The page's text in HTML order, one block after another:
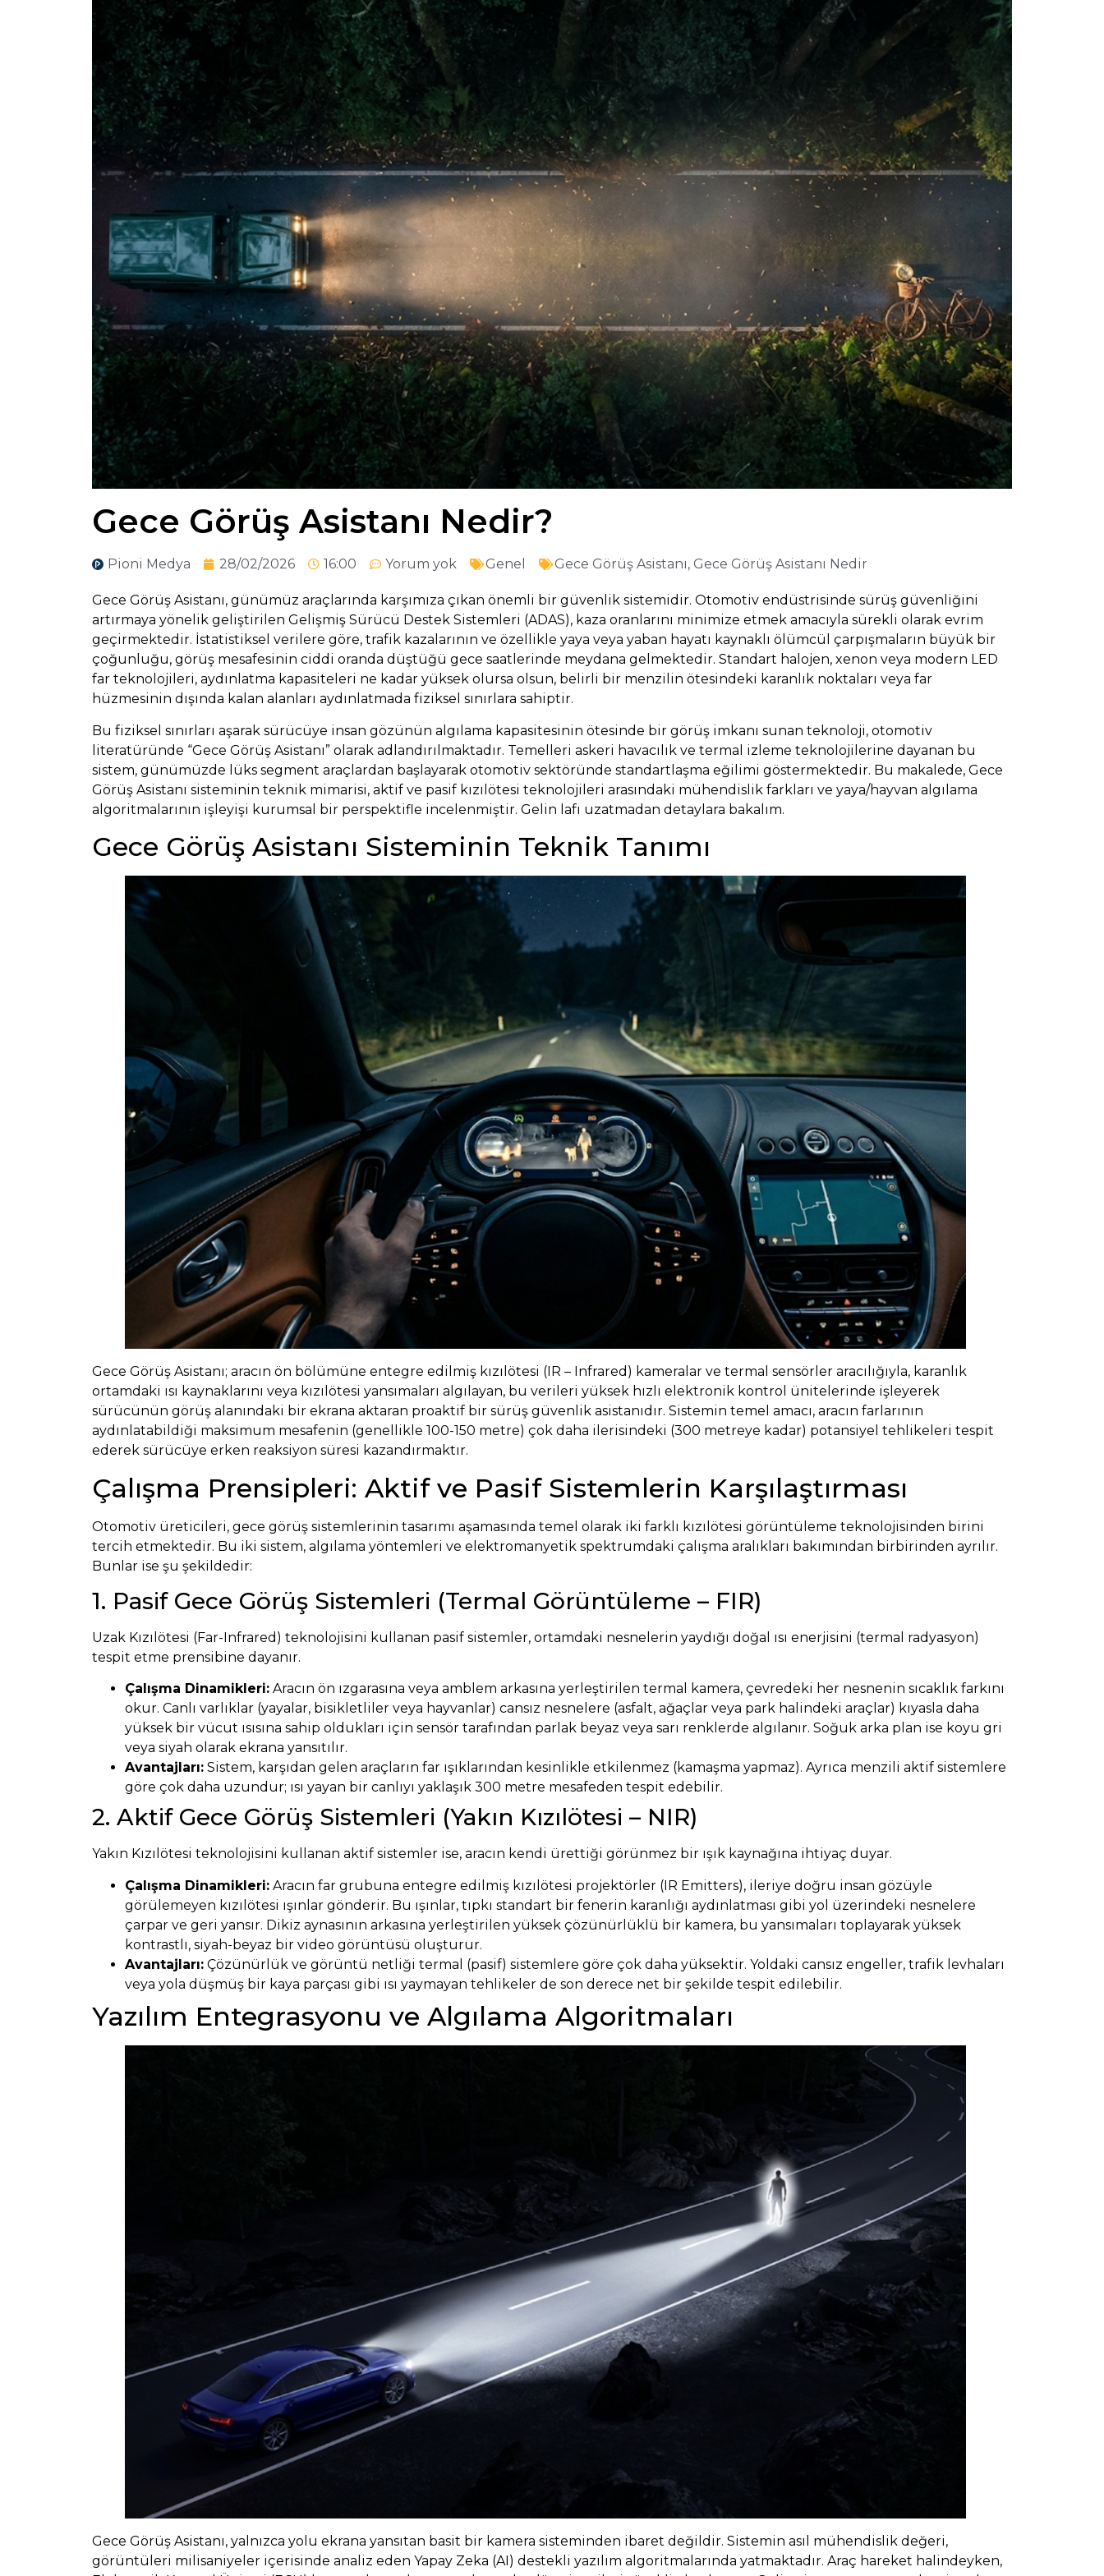
Gece Görüş Asistanı Nedir?
Pioni Medya 28/02/2026 16:00 Yorum yok Genel Gece Görüş Asistanı, Gece Görüş Asistanı Nedir
Gece Görüş Asistanı, günümüz araçlarında karşımıza çıkan önemli bir güvenlik sistemidir. Otomotiv endüstrisinde sürüş güvenliğini
artırmaya yönelik geliştirilen Gelişmiş Sürücü Destek Sistemleri (ADAS), kaza oranlarını minimize etmek amacıyla sürekli olarak evrim
geçirmektedir. İstatistiksel verilere göre, trafik kazalarının ve özellikle yaya veya yaban hayatı kaynaklı ölümcül çarpışmaların büyük bir
çoğunluğu, görüş mesafesinin ciddi oranda düştüğü gece saatlerinde meydana gelmektedir. Standart halojen, xenon veya modern LED
far teknolojileri, aydınlatma kapasiteleri ne kadar yüksek olursa olsun, belirli bir menzilin ötesindeki karanlık noktaları veya far
hüzmesinin dışında kalan alanları aydınlatmada fiziksel sınırlara sahiptir.
Bu fiziksel sınırları aşarak sürücüye insan gözünün algılama kapasitesinin ötesinde bir görüş imkanı sunan teknoloji, otomotiv
literatüründe “Gece Görüş Asistanı” olarak adlandırılmaktadır. Temelleri askeri havacılık ve termal izleme teknolojilerine dayanan bu
sistem, günümüzde lüks segment araçlardan başlayarak otomotiv sektöründe standartlaşma eğilimi göstermektedir. Bu makalede, Gece
Görüş Asistanı sisteminin teknik mimarisi, aktif ve pasif kızılötesi teknolojileri arasındaki mühendislik farkları ve yaya/hayvan algılama
algoritmalarının işleyişi kurumsal bir perspektifle incelenmiştir. Gelin lafı uzatmadan detaylara bakalım.
Gece Görüş Asistanı Sisteminin Teknik Tanımı
Gece Görüş Asistanı; aracın ön bölümüne entegre edilmiş kızılötesi (IR – Infrared) kameralar ve termal sensörler aracılığıyla, karanlık
ortamdaki ısı kaynaklarını veya kızılötesi yansımaları algılayan, bu verileri yüksek hızlı elektronik kontrol ünitelerinde işleyerek
sürücünün görüş alanındaki bir ekrana aktaran proaktif bir sürüş güvenlik asistanıdır. Sistemin temel amacı, aracın farlarının
aydınlatabildiği maksimum mesafenin (genellikle 100-150 metre) çok daha ilerisindeki (300 metreye kadar) potansiyel tehlikeleri tespit
ederek sürücüye erken reaksiyon süresi kazandırmaktır.
Çalışma Prensipleri: Aktif ve Pasif Sistemlerin Karşılaştırması
Otomotiv üreticileri, gece görüş sistemlerinin tasarımı aşamasında temel olarak iki farklı kızılötesi görüntüleme teknolojisinden birini
tercih etmektedir. Bu iki sistem, algılama yöntemleri ve elektromanyetik spektrumdaki çalışma aralıkları bakımından birbirinden ayrılır.
Bunlar ise şu şekildedir:
1. Pasif Gece Görüş Sistemleri (Termal Görüntüleme – FIR)
Uzak Kızılötesi (Far-Infrared) teknolojisini kullanan pasif sistemler, ortamdaki nesnelerin yaydığı doğal ısı enerjisini (termal radyasyon)
tespit etme prensibine dayanır.
Çalışma Dinamikleri: Aracın ön ızgarasına veya amblem arkasına yerleştirilen termal kamera, çevredeki her nesnenin sıcaklık farkını
okur. Canlı varlıklar (yayalar, bisikletliler veya hayvanlar) cansız nesnelere (asfalt, ağaçlar veya park halindeki araçlar) kıyasla daha
yüksek bir vücut ısısına sahip oldukları için sensör tarafından parlak beyaz veya sarı renklerde algılanır. Soğuk arka plan ise koyu gri
veya siyah olarak ekrana yansıtılır.
Avantajları: Sistem, karşıdan gelen araçların far ışıklarından kesinlikle etkilenmez (kamaşma yapmaz). Ayrıca menzili aktif sistemlere
göre çok daha uzundur; ısı yayan bir canlıyı yaklaşık 300 metre mesafeden tespit edebilir.
2. Aktif Gece Görüş Sistemleri (Yakın Kızılötesi – NIR)
Yakın Kızılötesi teknolojisini kullanan aktif sistemler ise, aracın kendi ürettiği görünmez bir ışık kaynağına ihtiyaç duyar.
Çalışma Dinamikleri: Aracın far grubuna entegre edilmiş kızılötesi projektörler (IR Emitters), ileriye doğru insan gözüyle
görülemeyen kızılötesi ışınlar gönderir. Bu ışınlar, tıpkı standart bir fenerin karanlığı aydınlatması gibi yol üzerindeki nesnelere
çarpar ve geri yansır. Dikiz aynasının arkasına yerleştirilen yüksek çözünürlüklü bir kamera, bu yansımaları toplayarak yüksek
kontrastlı, siyah-beyaz bir video görüntüsü oluşturur.
Avantajları: Çözünürlük ve görüntü netliği termal (pasif) sistemlere göre çok daha yüksektir. Yoldaki cansız engeller, trafik levhaları
veya yola düşmüş bir kaya parçası gibi ısı yaymayan tehlikeler de son derece net bir şekilde tespit edilebilir.
Yazılım Entegrasyonu ve Algılama Algoritmaları
Gece Görüş Asistanı, yalnızca yolu ekrana yansıtan basit bir kamera sisteminden ibaret değildir. Sistemin asıl mühendislik değeri,
görüntüleri milisaniyeler içerisinde analiz eden Yapay Zeka (AI) destekli yazılım algoritmalarında yatmaktadır. Araç hareket halindeyken,